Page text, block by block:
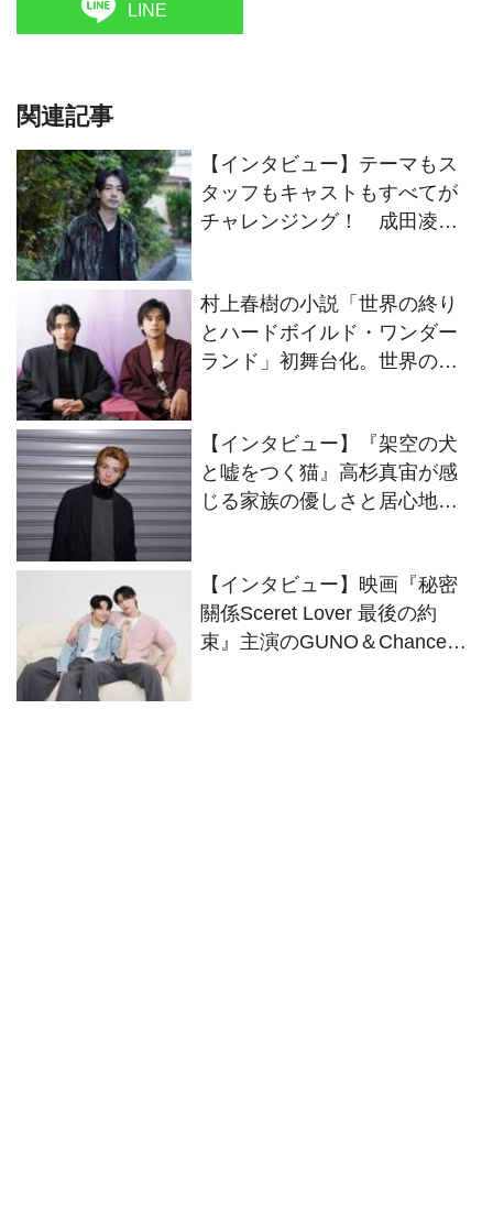
LINE
関連記事
【インタビュー】テーマもス
タッフもキャストもすべてが
チャレンジング！ 成田凌が
村上春樹の小説「世界の終り
とハードボイルド・ワンダー
ランド」初舞台化。世界の終
のWキャストにインタビュー
【インタビュー】『架空の犬
と嘘をつく猫』高杉真宙が感
じる家族の優しさと居心地の
【インタビュー】映画『秘密
關係Sceret Lover 最後の約
束』主演のGUNO＆Chanceが